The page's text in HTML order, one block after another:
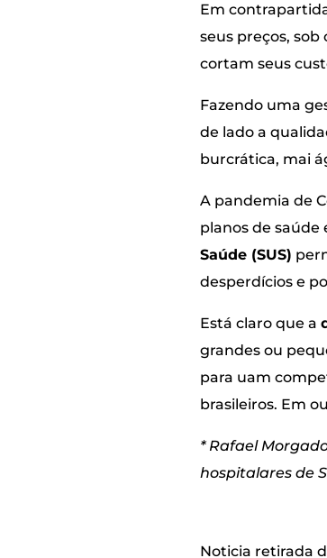
Em
seus preços,
cortam seus
Fazendo uma
de lado a
burcrática, mai
A pandemia de
planos de saúde
Saúde (SUS)
desperdícios e
Está claro que a
grandes ou
para uam
brasileiros. Em
* Rafael
hospitalares de
Noticia retirada